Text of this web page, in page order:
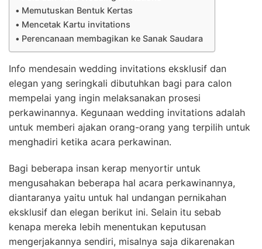
Memutuskan Bentuk Kertas
Mencetak Kartu invitations
Perencanaan membagikan ke Sanak Saudara
Info mendesain wedding invitations eksklusif dan
elegan yang seringkali dibutuhkan bagi para calon
mempelai yang ingin melaksanakan prosesi
perkawinannya. Kegunaan wedding invitations adalah
untuk memberi ajakan orang-orang yang terpilih untuk
menghadiri ketika acara perkawinan.
Bagi beberapa insan kerap menyortir untuk
mengusahakan beberapa hal acara perkawinannya,
diantaranya yaitu untuk hal undangan pernikahan
eksklusif dan elegan berikut ini. Selain itu sebab
kenapa mereka lebih menentukan keputusan
mengerjakannya sendiri, misalnya saja dikarenakan